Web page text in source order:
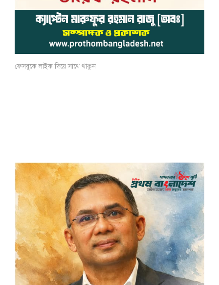
ফেসবুকে লাইক দিয়ে সাথে থাকুন